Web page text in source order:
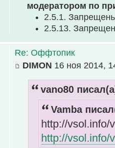
модератором по
2.5.1.
2.5.13.
Re: Оффтопик
DIMON 16 ноя 2014,
vano80
Vamba
http://vsol.info/
http://vsol.info/